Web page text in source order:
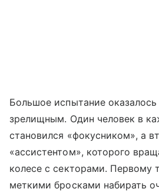
Большое испытание оказалось
зрелищным. Один человек в
становился «фокусником», а
«ассистентом», которого
колесе с секторами. Первому
меткими бросками набирать